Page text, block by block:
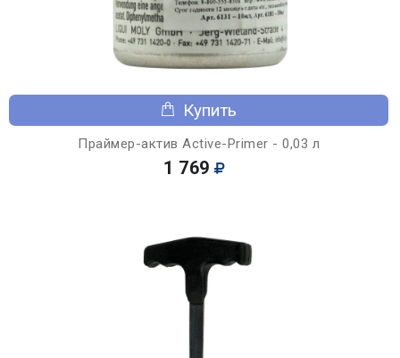
Купить
Праймер-актив Active-Primer - 0,03 л
1 769